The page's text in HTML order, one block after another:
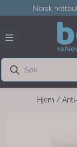
Hopp til innhold
Norsk
Hjem /